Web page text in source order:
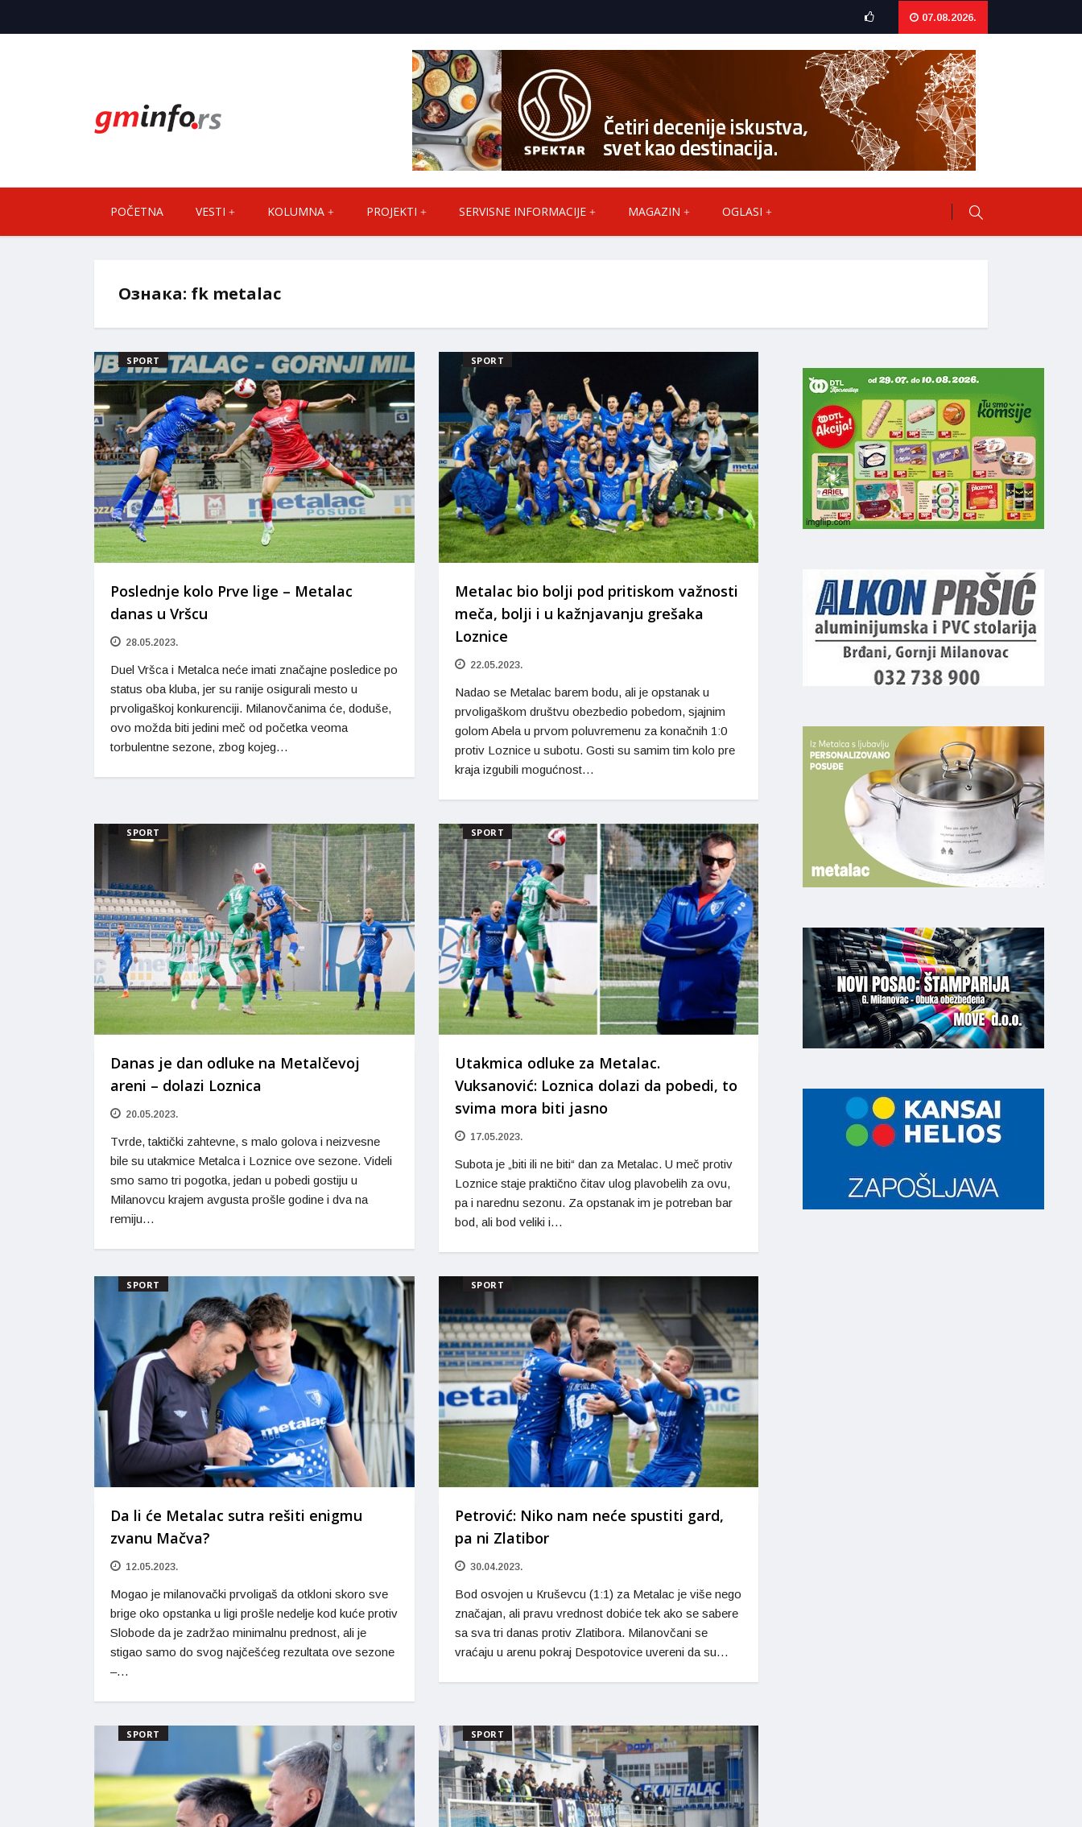
07.08.2026.
POČETNA VESTI KOLUMNA PROJEKTI SERVISNE INFORMACIJE MAGAZIN OGLASI
Ознака: fk metalac
SPORT
Poslednje kolo Prve lige – Metalac
danas u Vršcu
28.05.2023.
Duel Vršca i Metalca neće imati značajne posledice po
status oba kluba, jer su ranije osigurali mesto u
prvoligaškoj konkurenciji. Milanovčanima će, doduše,
ovo možda biti jedini meč od početka veoma
torbulentne sezone, zbog kojeg…
SPORT
Metalac bio bolji pod pritiskom važnosti
meča, bolji i u kažnjavanju grešaka
Loznice
22.05.2023.
Nadao se Metalac barem bodu, ali je opstanak u
prvoligaškom društvu obezbedio pobedom, sjajnim
golom Abela u prvom poluvremenu za konačnih 1:0
protiv Loznice u subotu. Gosti su samim tim kolo pre
kraja izgubili mogućnost…
SPORT
Danas je dan odluke na Metalčevoj
areni – dolazi Loznica
20.05.2023.
Tvrde, taktički zahtevne, s malo golova i neizvesne
bile su utakmice Metalca i Loznice ove sezone. Videli
smo samo tri pogotka, jedan u pobedi gostiju u
Milanovcu krajem avgusta prošle godine i dva na
remiju…
SPORT
Utakmica odluke za Metalac.
Vuksanović: Loznica dolazi da pobedi, to
svima mora biti jasno
17.05.2023.
Subota je „biti ili ne biti“ dan za Metalac. U meč protiv
Loznice staje praktično čitav ulog plavobelih za ovu,
pa i narednu sezonu. Za opstanak im je potreban bar
bod, ali bod veliki i…
SPORT
Da li će Metalac sutra rešiti enigmu
zvanu Mačva?
12.05.2023.
Mogao je milanovački prvoligaš da otkloni skoro sve
brige oko opstanka u ligi prošle nedelje kod kuće protiv
Slobode da je zadržao minimalnu prednost, ali je
stigao samo do svog najčešćeg rezultata ove sezone
–…
SPORT
Petrović: Niko nam neće spustiti gard,
pa ni Zlatibor
30.04.2023.
Bod osvojen u Кruševcu (1:1) za Metalac je više nego
značajan, ali pravu vrednost dobiće tek ako se sabere
sa sva tri danas protiv Zlatibora. Milanovčani se
vraćaju u arenu pokraj Despotovice uvereni da su…
SPORT SPORT